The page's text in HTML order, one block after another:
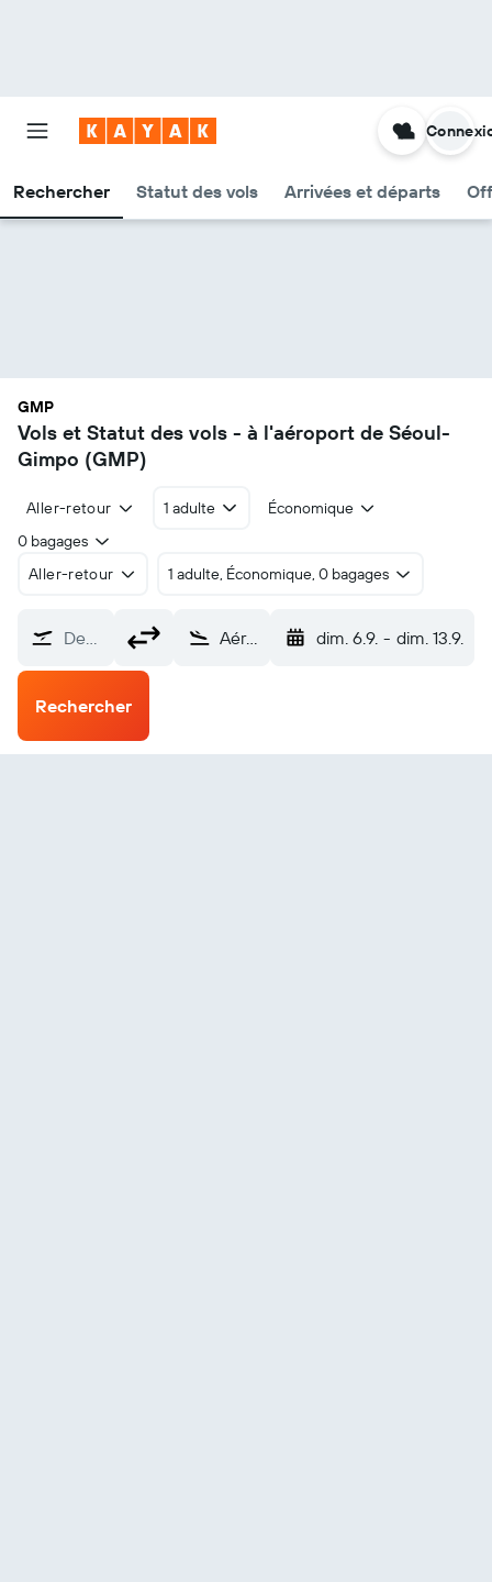
Rechercher Statut des vols Arrivées et départs
GMP
Vols et Statut des vols - à l'aéroport de Séoul-
Gimpo (GMP)
Aller-retour 1 adulte
Économique
0 bagages
Aller-retour
1 adulte, Économique, 0 bagages
De… Aéroport de Séoul-Gimpo (GMP) dim. 6.9. - dim. 13.9.
Rechercher